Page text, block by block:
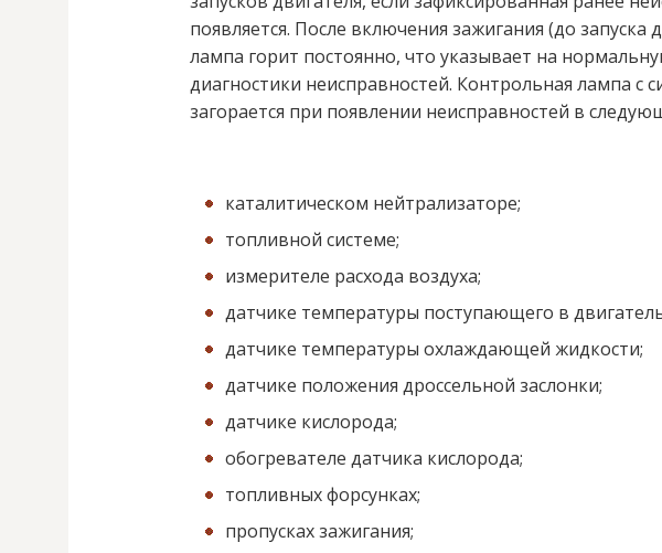
появляется. После включения зажигания (до запуска
лампа горит постоянно, что указывает на
диагностики неисправностей. Контрольная лампа с
загорается при появлении неисправностей в
каталитическом нейтрализаторе;
топливной системе;
измерителе расхода воздуха;
датчике температуры поступающего в
датчике температуры охлаждающей жидкости;
датчике положения дроссельной заслонки;
датчике кислорода;
обогревателе датчика кислорода;
топливных форсунках;
пропусках зажигания;